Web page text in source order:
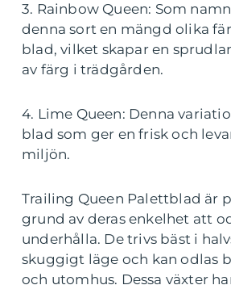
3. Rainbow Queen: Som
denna sort en mängd olika
blad, vilket skapar en
av färg i trädgården.
4. Lime Queen: Denna
blad som ger en frisk och
miljön.
Trailing Queen Palettblad är
grund av deras enkelhet att
underhålla. De trivs bäst i
skuggigt läge och kan odlas
och utomhus. Dessa växter